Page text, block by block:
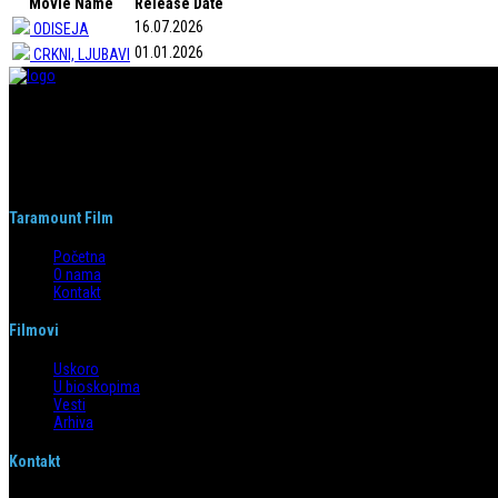
ODISEJA
16.07.2026
CRKNI, LJUBAVI 01.01.2026
Taramount Film
Početna
O nama
Kontakt
Filmovi
Uskoro
U bioskopima
Vesti
Arhiva
Kontakt